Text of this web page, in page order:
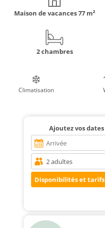
Maison de vacances77 m²
2 chambres
Climatisation
Ajoutez vos